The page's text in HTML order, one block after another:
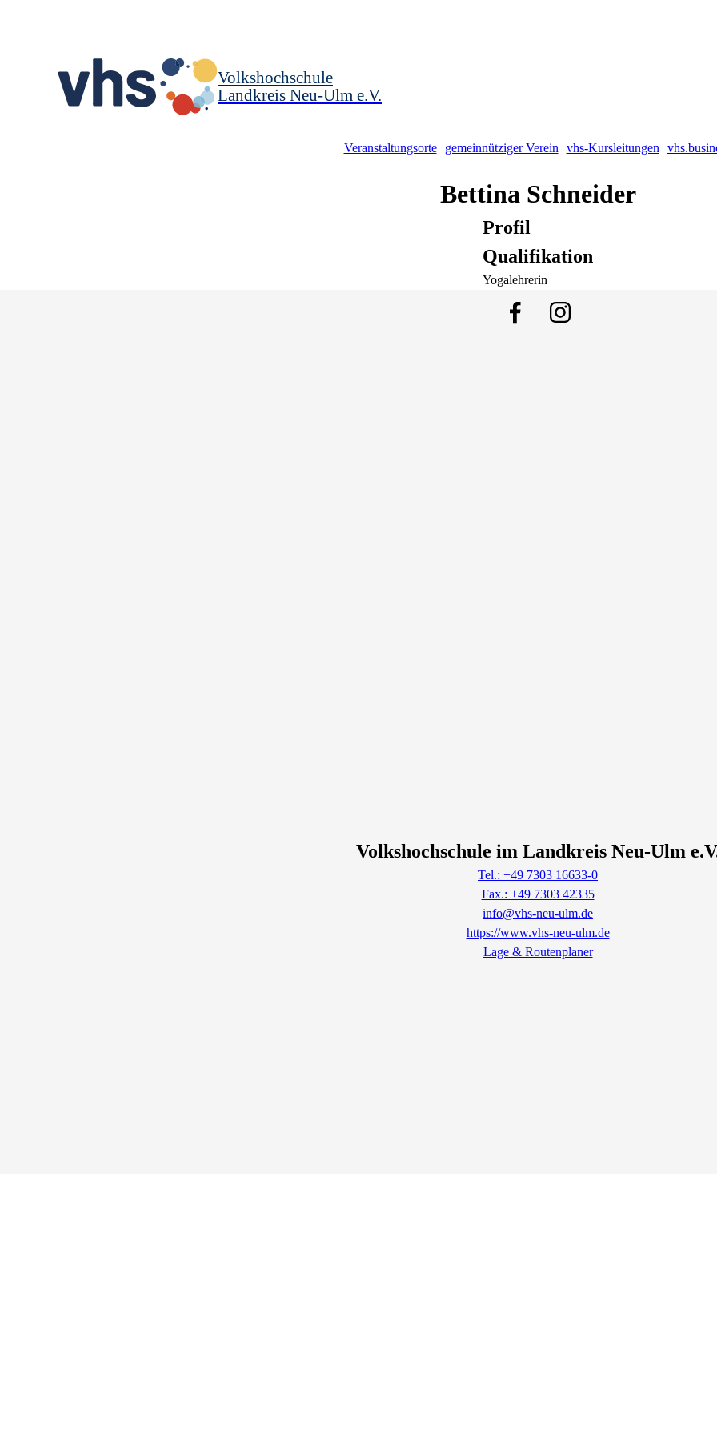
Volkshochschule
Landkreis Neu-Ulm e.V.
Veranstaltungsorte gemeinnütziger Verein vhs-Kursleitungen
Bettina Schneider
Profil
Qualifikation
Yogalehrerin
Volkshochschule im Landkreis Neu-Ulm
Tel.: +49 7303 16633-0
Fax.: +49 7303 42335
info@vhs-neu-ulm.de
https://www.vhs-neu-ulm.de
Lage & Routenplaner